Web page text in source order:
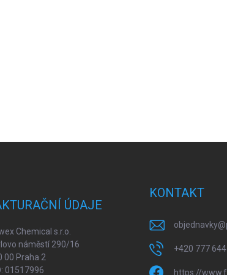
ÚDAJE
Chemical s.r.o.
náměstí 290/16
00 Praha 2
01517996
KONTAKT
objednavky@
+420 777
https://